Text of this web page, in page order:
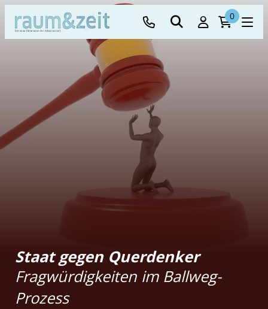
0
Staat gegen Querdenker
Fragwürdigkeiten im Ballweg-
Prozess